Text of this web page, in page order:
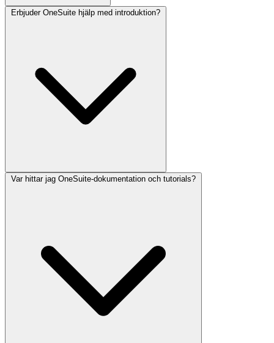
Erbjuder OneSuite hjälp med introduktion?
Var hittar jag OneSuite-dokumentation och tutorials?